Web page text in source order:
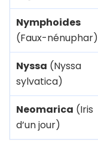
Nymphoides
(Faux-nénuphar)
Nyssa (Nyssa
sylvatica)
Neomarica (Iris
d’un jour)